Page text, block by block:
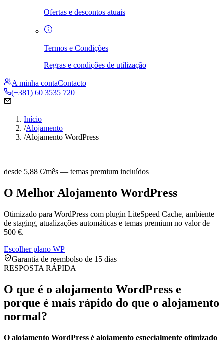
Ofertas e descontos atuais
Termos e Condições
Regras e condições de utilização
A minha contaContacto
(+381) 60 3535 720
Início
/Alojamento
/Alojamento WordPress
desde 5,88 €/mês — temas premium incluídos
O Melhor Alojamento WordPress
Otimizado para WordPress com plugin LiteSpeed Cache, ambiente
de staging, atualizações automáticas e temas premium no valor de
500 €.
Escolher plano WP
Garantia de reembolso de 15 dias
RESPOSTA RÁPIDA
O que é o alojamento WordPress e
porque é mais rápido do que o alojamento
normal?
O alojamento WordPress é alojamento especialmente otimizado